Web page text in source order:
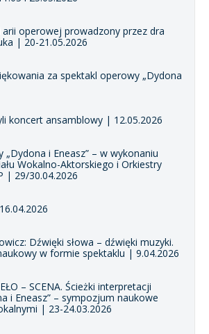
operowej prowadzony przez dra
| 20-21.05.2026
za spektakl operowy „Dydona
koncert ansamblowy | 12.05.2026
„Dydona i Eneasz” – w wykonaniu
Wokalno-Aktorskiego i Orkiestry
| 29/30.04.2026
Dźwięki słowa – dźwięki muzyki.
w formie spektaklu | 9.04.2026
– SCENA. Ścieżki interpretacji
i Eneasz” – sympozjum naukowe
| 23-24.03.2026